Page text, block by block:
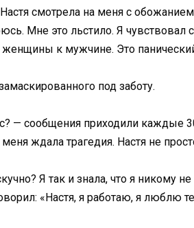
смотрела на меня с
Мне это льстило. Я
к мужчине. Это
под заботу.
— сообщения приходили каждые
ждала трагедия. Настя не
Я так и знала, что я никому
«Настя, я работаю, я люблю